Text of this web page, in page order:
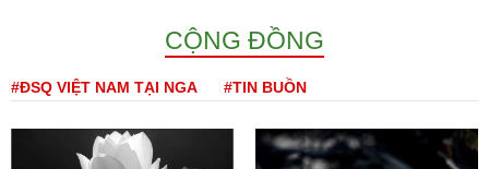
CỘNG ĐỒNG
#ĐSQ VIỆT NAM TẠI NGA #TIN BUỒN